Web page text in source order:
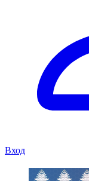
Вход